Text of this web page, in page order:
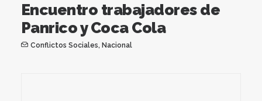
Encuentro trabajadores de
Panrico y Coca Cola
Conflictos Sociales, Nacional